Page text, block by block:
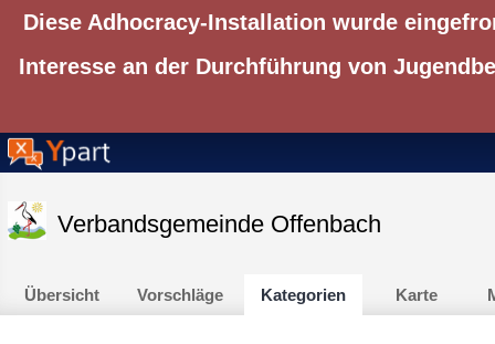
Diese Adhocracy-Installation wurde
Interesse an der Durchführung von
Verbandsgemeinde Offenbach
Übersicht Vorschläge Kategorien Karte